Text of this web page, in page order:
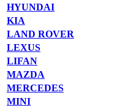
HYUNDAI
KIA
LAND ROVER
LEXUS
LIFAN
MAZDA
MERCEDES
MINI